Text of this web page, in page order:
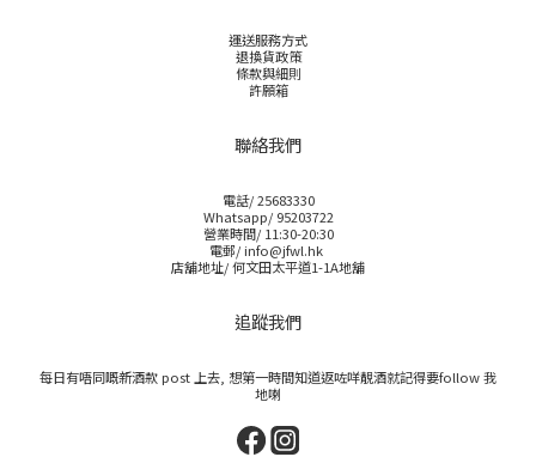
運送服務方式
退換貨政策
條款與細則
許願箱
聯絡我們
電話/ 25683330
Whatsapp/ 95203722
營業時間/ 11:30-20:30
電郵/ info@jfwl.hk
店舖地址/ 何文田太平道1-1A地舖
追蹤我們
每日有唔同嘅新酒款 post 上去, 想第一時間知道返咗咩靚酒就記得要follow 我
地喇